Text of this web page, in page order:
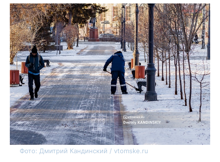
Фото: Дмитрий Кандинский / vtomske.ru